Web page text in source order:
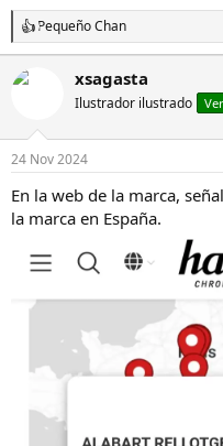
R
e
a
c
o
n
e
s
Pequeño Chan
xsagasta
Ilustrador ilustrado
24 Nov 2024
En la web de la marca,
la marca en España.